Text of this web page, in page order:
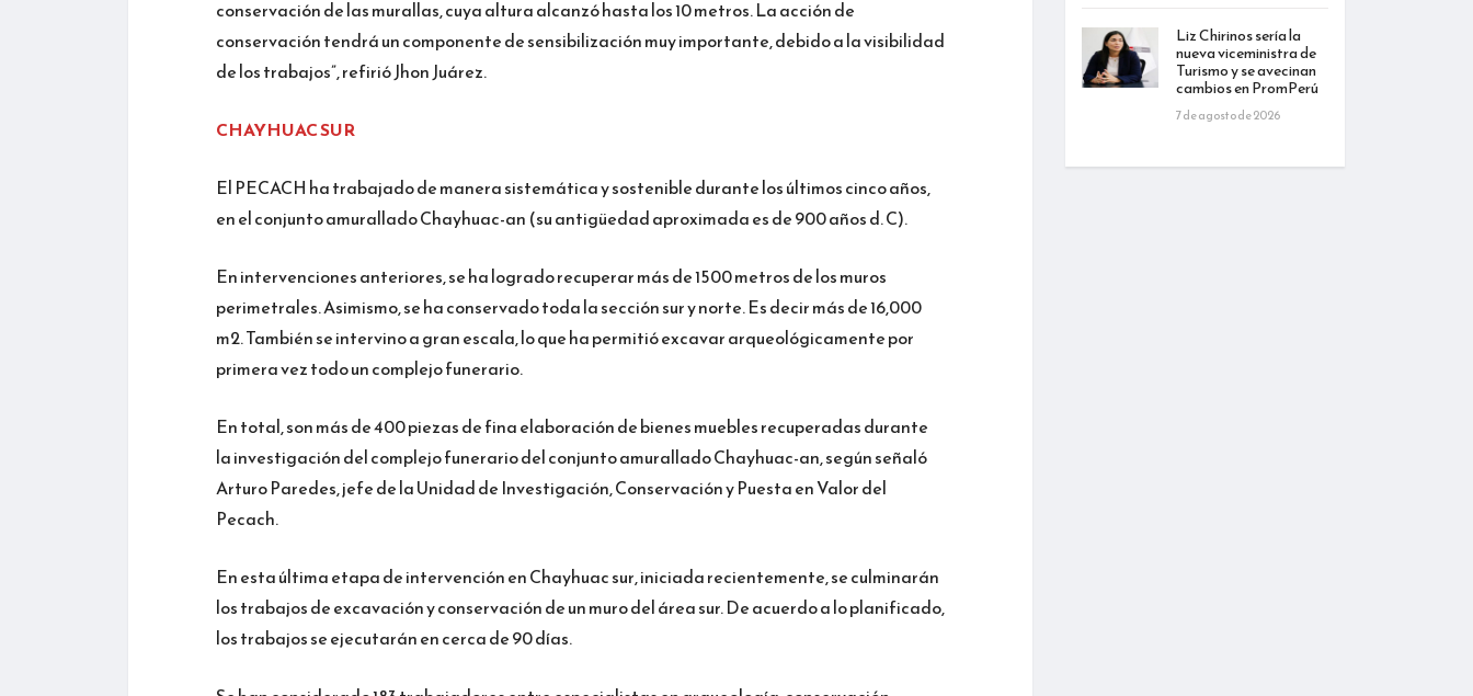
conservación de las murallas, cuya altura alcanzó hasta los 10 metros. La acción de
conservación tendrá un componente de sensibilización muy importante, debido a la visibilidad
de los trabajos”, refirió Jhon Juárez.
CHAYHUAC SUR
El PECACH ha trabajado de manera sistemática y sostenible durante los últimos cinco años,
en el conjunto amurallado Chayhuac-an (su antigüedad aproximada es de 900 años d. C).
En intervenciones anteriores, se ha logrado recuperar más de 1500 metros de los muros
perimetrales. Asimismo, se ha conservado toda la sección sur y norte. Es decir más de 16,000
m2. También se intervino a gran escala, lo que ha permitió excavar arqueológicamente por
primera vez todo un complejo funerario.
En total, son más de 400 piezas de fina elaboración de bienes muebles recuperadas durante
la investigación del complejo funerario del conjunto amurallado Chayhuac-an, según señaló
Arturo Paredes, jefe de la Unidad de Investigación, Conservación y Puesta en Valor del
Pecach.
En esta última etapa de intervención en Chayhuac sur, iniciada recientemente, se culminarán
los trabajos de excavación y conservación de un muro del área sur. De acuerdo a lo planificado,
los trabajos se ejecutarán en cerca de 90 días.
Liz Chirinos sería la
nueva viceministra de
Turismo y se avecinan
cambios en PromPerú
7 de agosto de 2026